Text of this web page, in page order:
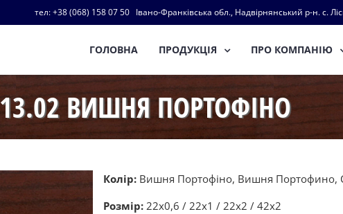
тел: +38 (068) 158 07 50 Івано-Франківська обл., Надвірнянський р-н. с.
ГОЛОВНА ПРОДУКЦІЯ ПРО КОМПАНІЮ
13.02 ВИШНЯ ПОРТОФІНО
Колір: Вишня Портофіно, Вишня Портофино,
Розмір: 22х0,6 / 22х1 / 22х2 / 42х2